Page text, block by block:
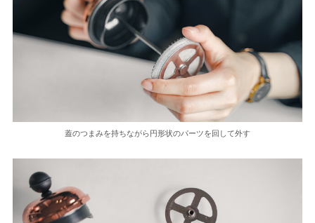
蓋のつまみを持ちながら円形状のパーツを回して外す